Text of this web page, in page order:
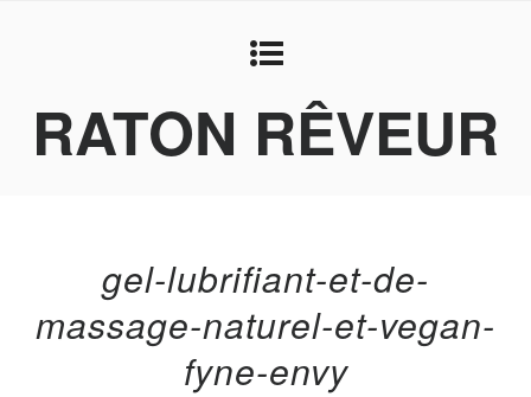
RATON RÊVEUR
gel-lubrifiant-et-de-
massage-naturel-et-vegan-
fyne-envy